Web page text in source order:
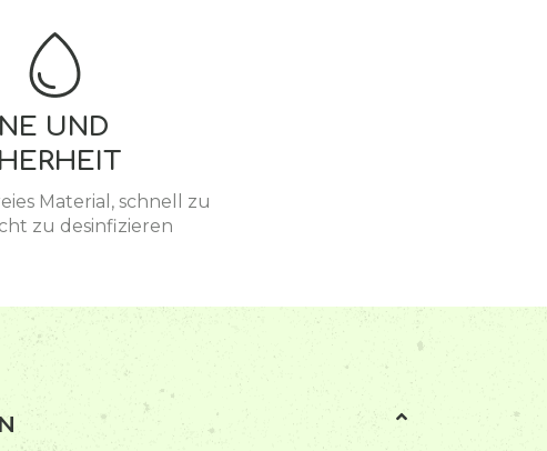
UND
Material, schnell zu
zu desinfizieren